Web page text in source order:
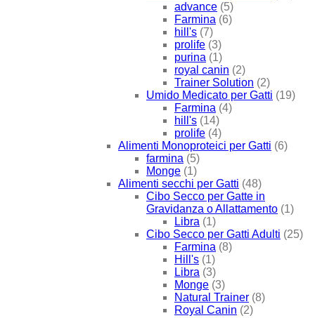
advance (5)
Farmina (6)
hill's (7)
prolife (3)
purina (1)
royal canin (2)
Trainer Solution (2)
Umido Medicato per Gatti (19)
Farmina (4)
hill's (14)
prolife (4)
Alimenti Monoproteici per Gatti (6)
farmina (5)
Monge (1)
Alimenti secchi per Gatti (48)
Cibo Secco per Gatte in
Gravidanza o Allattamento (1)
Libra (1)
Cibo Secco per Gatti Adulti (25)
Farmina (8)
Hill's (1)
Libra (3)
Monge (3)
Natural Trainer (8)
Royal Canin (2)